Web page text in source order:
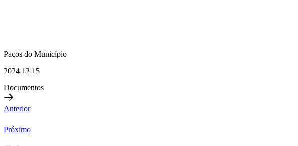
Paços do Município
2024.12.15
Documentos
Anterior
Próximo